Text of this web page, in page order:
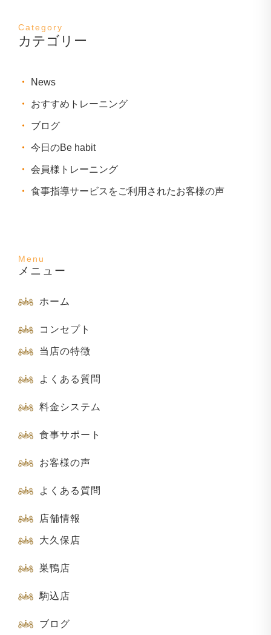
カテゴリー
News
おすすめトレーニング
ブログ
今日のBe habit
会員様トレーニング
食事指導サービスをご利用されたお客様の声
メニュー
ホーム
コンセプト
当店の特徴
よくある質問
料金システム
食事サポート
お客様の声
よくある質問
店舗情報
大久保店
巣鴨店
駒込店
ブログ